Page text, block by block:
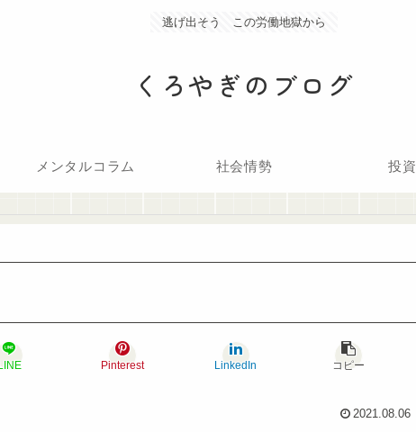
逃げ出そう この労働地獄から
くろやぎのブログ
メンタルコラム 社会情勢 投資
LINE Pinterest LinkedIn コピー
2021.08.06